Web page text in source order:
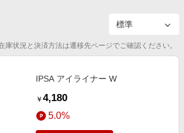
カメラ
・ゴルフ
/会員登録
庫状況と決済方法は遷移先ページでご確認ください。
IPSA アイライナー W
￥ 4,180
5.0%